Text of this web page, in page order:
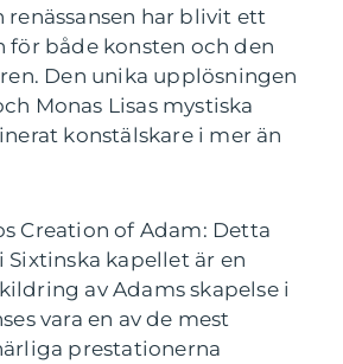
renässansen har blivit ett
för både konsten och den
Den unika upplösningen
Monas Lisas mystiska
konstälskare i mer än
Creation of Adam: Detta
kapellet är en
av Adams skapelse i
vara en av de mest
prestationerna